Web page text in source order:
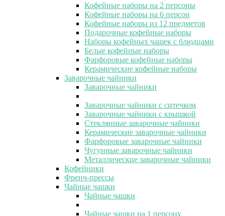
Кофейные наборы на 2 персоны
Кофейные наборы на 6 персон
Кофейные наборы из 12 предметов
Подарочные кофейные наборы
Наборы кофейных чашек с блюдцами
Белые кофейные наборы
Фарфоровые кофейные наборы
Керамические кофейные наборы
Заварочные чайники
Заварочные чайники
Заварочные чайники с ситечком
Заварочные чайники с крышкой
Стеклянные заварочные чайники
Керамические заварочные чайники
Фарфоровые заварочные чайники
Чугунные заварочные чайники
Металлические заварочные чайники
Кофейники
Френч-прессы
Чайные чашки
Чайные чашки
Чайные чашки на 1 персону